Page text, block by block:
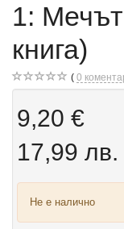
1:
книга)
0
9,20 €
17,99 лв.
Не е налично